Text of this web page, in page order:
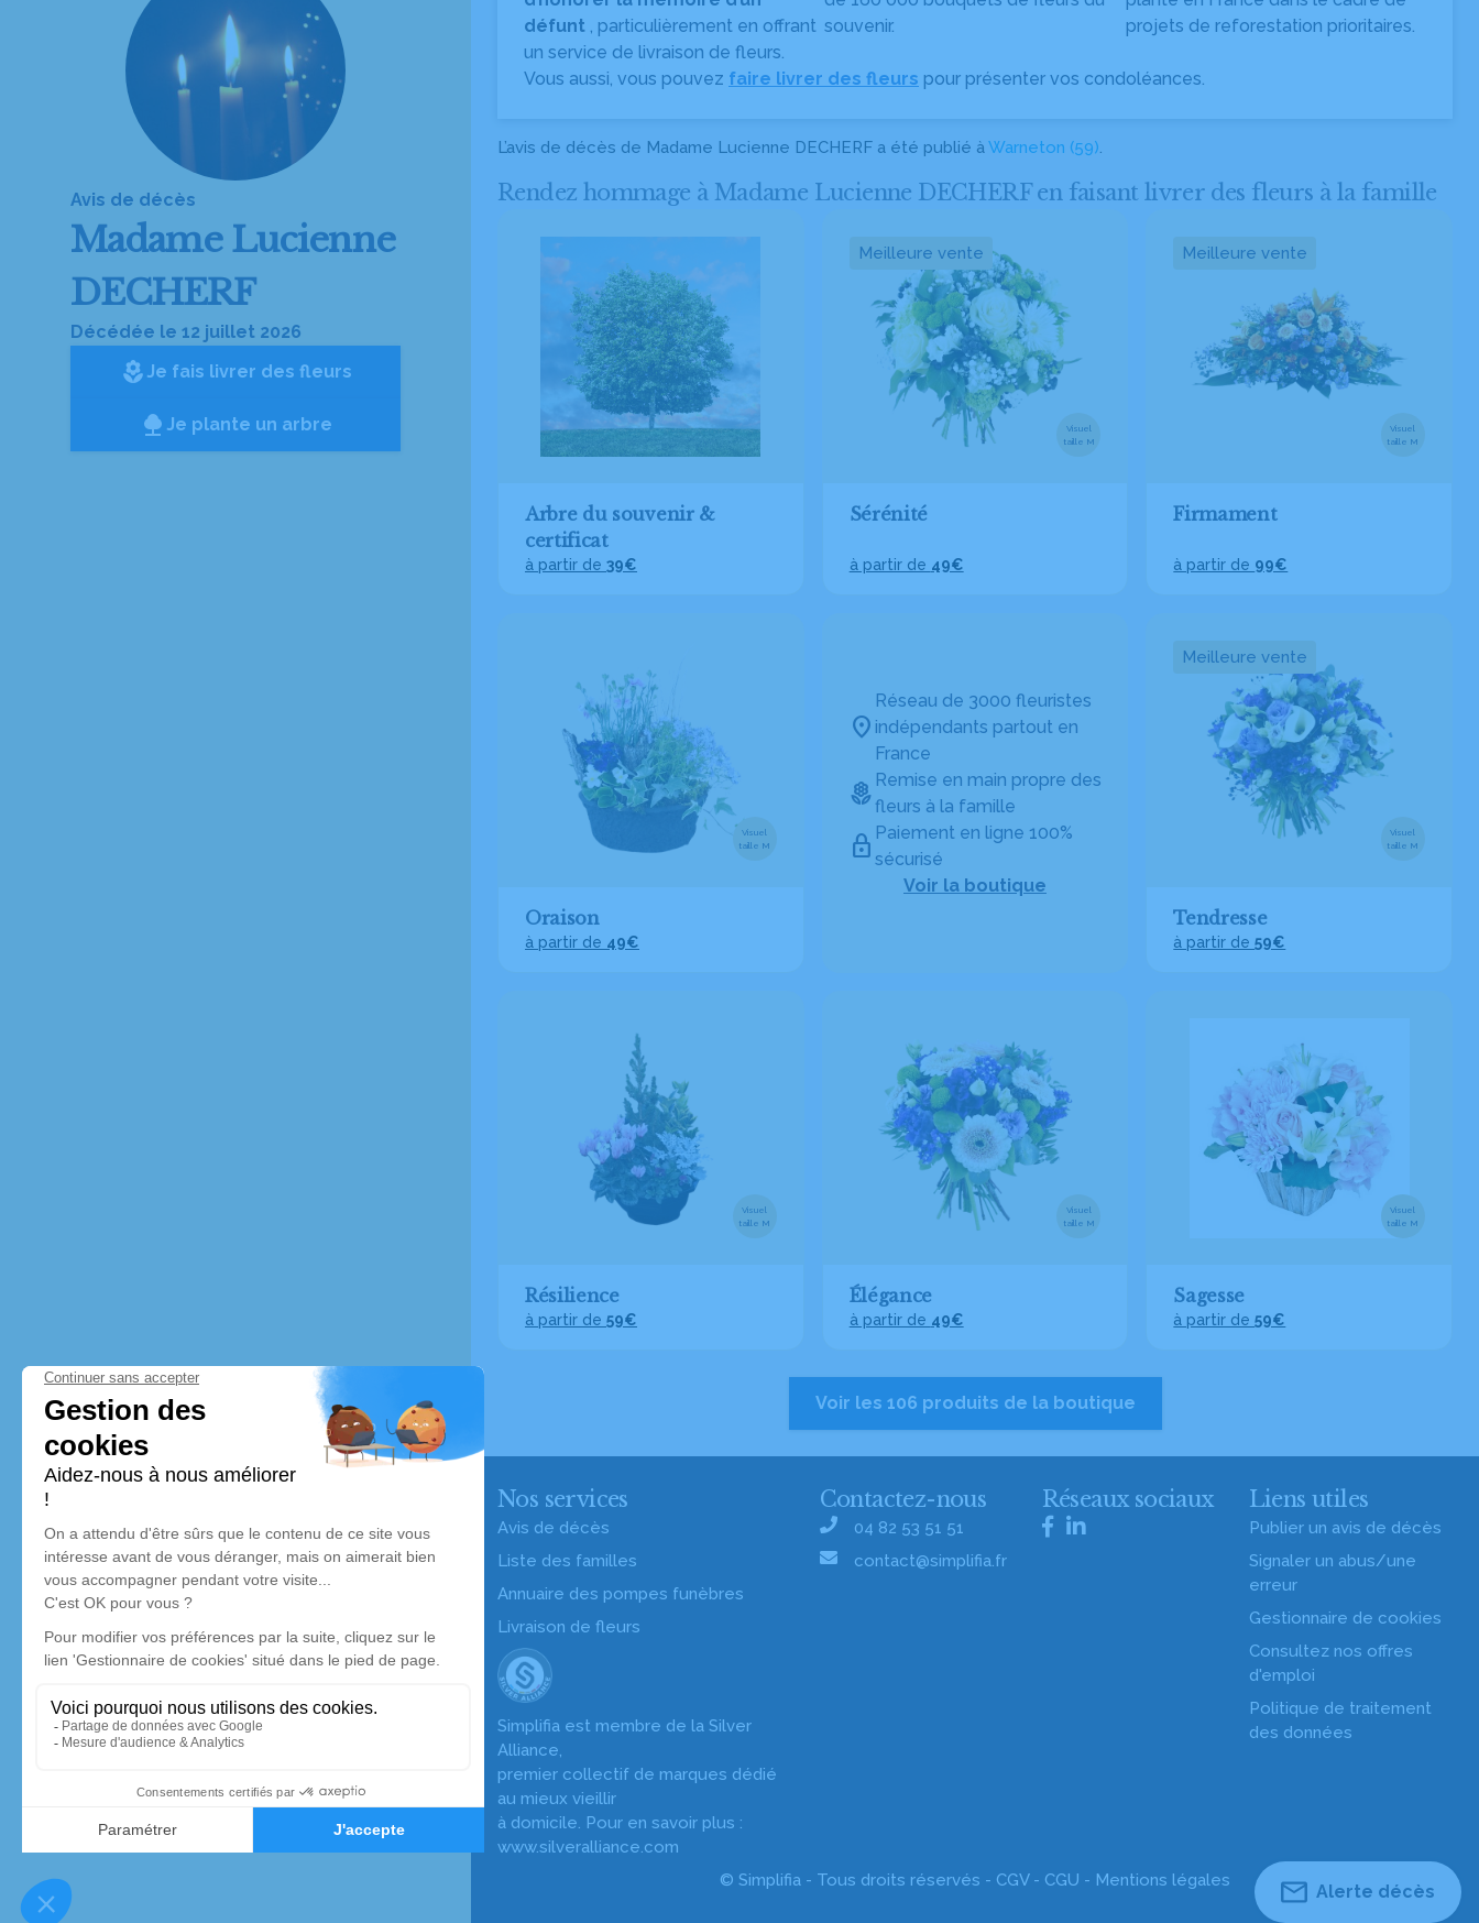
Avis de décès
Madame Lucienne
DECHERF
Décédée le 12 juillet 2026
local_florist Je fais livrer des fleurs
Je plante un arbre
défunt , particulièrement en offrant
un service de livraison de fleurs.
souvenir.
projets de reforestation prioritaires.
Vous aussi, vous pouvez faire livrer des fleurs pour présenter vos condoléances.
L’avis de décès de Madame Lucienne DECHERF a été publié àWarneton (59).
Rendez hommage à Madame Lucienne DECHERF en faisant livrer des fleurs à la famille
Réseau de 3000 fleuristes
indépendants partout en
France
Remise en main propre des
fleurs à la famille
Paiement en ligne 100%
sécurisé
Voir la boutique
Arbre du souvenir &
certificat
à partir de 39€
Meilleure vente
Visuel
taille M
Sérénité
à partir de 49€
Meilleure vente
Visuel
taille M
Firmament
à partir de 99€
Visuel
taille M
Oraison
à partir de 49€
Meilleure vente
Visuel
taille M
Tendresse
à partir de59€
Visuel
taille M
Résilience
à partir de 59€
Visuel
taille M
Élégance
à partir de 49€
Visuel
taille M
Sagesse
à partir de59€
Voir les 106 produits de la boutique
Alerte décès
Nos services
Avis de décès
Liste des familles
Annuaire des pompes funèbres
Livraison de fleurs
Simplifia est membre de la Silver
Alliance,
premier collectif de marques dédié
au mieux vieillir
à domicile. Pour en savoir plus :
www.silveralliance.com
Contactez-nous
04 82 53 51 51
contact@simplifia.fr
Réseaux sociaux Liens utiles
Publier un avis de décès
Signaler un abus/une
erreur
Gestionnaire de cookies
Consultez nos offres
d'emploi
Politique de traitement
des données
© Simplifia - Tous droits réservés - CGV- CGU - Mentions légales